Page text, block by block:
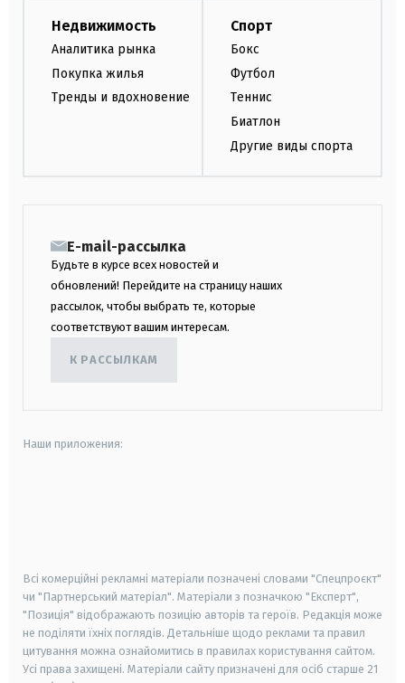
Недвижимость
Аналитика рынка
Покупка жилья
Тренды и вдохновение
Спорт
Бокс
Футбол
Теннис
Биатлон
Другие виды спорта
E-mail-рассылка
Будьте в курсе всех новостей и
обновлений! Перейдите на страницу наших
рассылок, чтобы выбрать те, которые
соответствуют вашим интересам.
К РАССЫЛКАМ
Наши приложения:
Всі комерційні рекламні матеріали позначені словами "Спецпроєкт"
чи "Партнерський матеріал". Матеріали з позначкою "Експерт",
"Позиція" відображають позицію авторів та героїв. Редакція може
не поділяти їхніх поглядів. Детальніше щодо реклами та правил
цитування можна ознайомитись в правилах користування сайтом.
Усі права захищені. Матеріали сайту призначені для осіб старше 21